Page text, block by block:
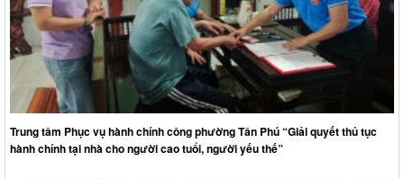
Trung tâm Phục vụ hành chính công phường Tân Phú “Giải quyết thủ tục
hành chính tại nhà cho người cao tuổi, người yếu thế”